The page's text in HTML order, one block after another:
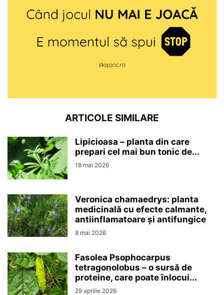
ARTICOLE SIMILARE
Lipicioasa – planta din care
prepari cel mai bun tonic de...
18 mai 2026
Veronica chamaedrys: planta
medicinală cu efecte calmante,
antiinflamatoare și antifungice
8 mai 2026
Fasolea Psophocarpus
tetragonolobus – o sursă de
proteine, care poate înlocui...
29 aprilie 2026